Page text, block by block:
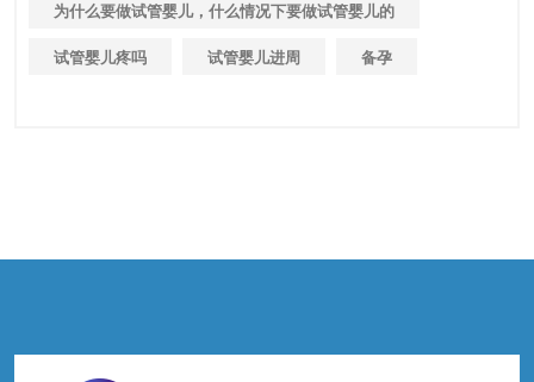
为什么要做试管婴儿，什么情况下要做试管婴儿的
试管婴儿疼吗 试管婴儿进周 备孕